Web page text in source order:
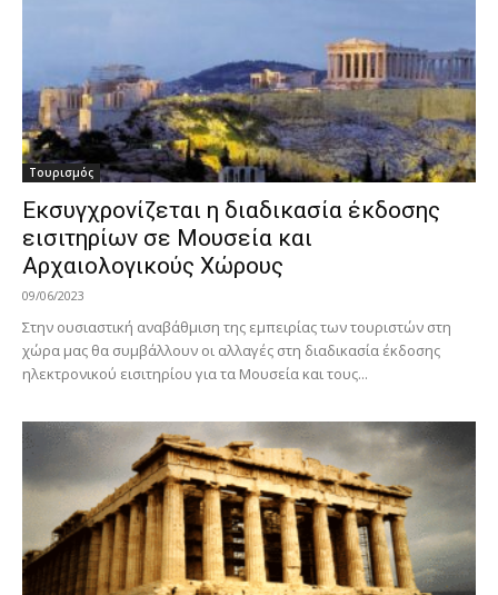
Τουρισμός
Εκσυγχρονίζεται η διαδικασία έκδοσης
εισιτηρίων σε Μουσεία και
Αρχαιολογικούς Χώρους
09/06/2023
Στην ουσιαστική αναβάθμιση της εμπειρίας των τουριστών στη
χώρα μας θα συμβάλλουν οι αλλαγές στη διαδικασία έκδοσης
ηλεκτρονικού εισιτηρίου για τα Μουσεία και τους...